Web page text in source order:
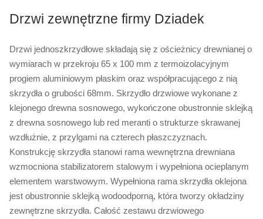
Drzwi zewnętrzne firmy Dziadek
Drzwi jednoszkrzydłowe składają się z ościeżnicy drewnianej o
wymiarach w przekroju 65 x 100 mm z termoizolacyjnym
progiem aluminiowym płaskim oraz współpracującego z nią
skrzydła o grubości 68mm. Skrzydło drzwiowe wykonane z
klejonego drewna sosnowego, wykończone obustronnie sklejką
z drewna sosnowego lub red meranti o strukturze skrawanej
wzdłużnie, z przylgami na czterech płaszczyznach.
Konstrukcję skrzydła stanowi rama wewnętrzna drewniana
wzmocniona stabilizatorem stalowym i wypełniona ocieplanym
elementem warstwowym. Wypełniona rama skrzydła oklejona
jest obustronnie sklejką wodoodporną, która tworzy okładziny
zewnętrzne skrzydła. Całość zestawu drzwiowego